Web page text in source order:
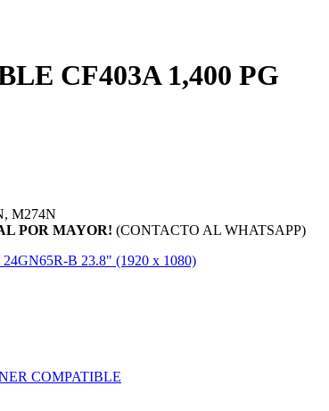
CF403A 1,400 PG
M274N
POR MAYOR! (CONTACTO AL WHATSAPP)
COMPATIBLE